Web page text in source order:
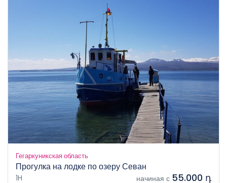
Гегаркуникская область
Прогулка на лодке по озеру Севан
1H начиная с 55.000 դ